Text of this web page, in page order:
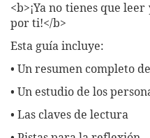
<b>¡Ya no tienes que
por ti!</b>
Esta guía incluye:
• Un resumen completo
• Un estudio de los
• Las claves de lectura